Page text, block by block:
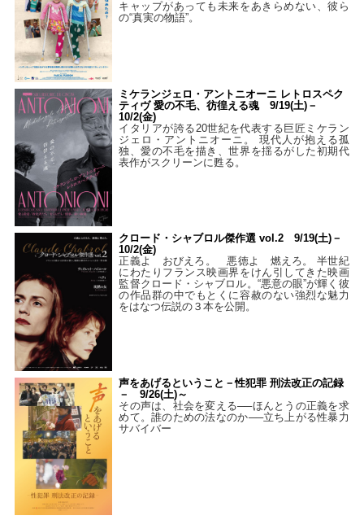
キャップがあっても未来をあきらめない、彼ら
の“真実の物語”。
ミケランジェロ・アントニオーニ レトロスペク
ティヴ 愛の不毛、彷徨える魂 9/19(土)－
10/2(金)
イタリアが誇る20世紀を代表する巨匠ミケラン
ジェロ・アントニオーニ。 現代人が抱える孤
独、愛の不毛を描き、世界を揺るがした初期代
表作がスクリーンに甦る。
クロード・シャブロル傑作選 vol.2 9/19(土)－
10/2(金)
正義よ おびえろ。 悪徳よ 燃えろ。 半世紀
にわたりフランス映画界をけん引してきた映画
監督クロード・シャブロル。“悪意の眼”が輝く彼
の作品群の中でもとくに容赦のない強烈な魅力
をはなつ伝説の３本を公開。
声をあげるということ－性犯罪 刑法改正の記録
－ 9/26(土)～
その声は、社会を変える──ほんとうの正義を求
めて。誰のための法なのか──立ち上がる性暴力
サバイバー